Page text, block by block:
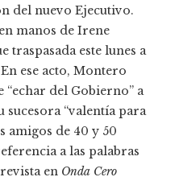
del nuevo Ejecutivo.
manos de Irene
traspasada este lunes a
ese acto, Montero
“echar del Gobierno” a
sucesora “valentía para
amigos de 40 y 50
a las palabras
en Onda Cero